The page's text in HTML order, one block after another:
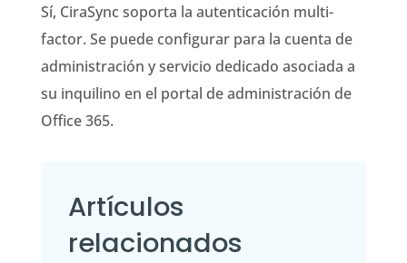
Sí, CiraSync soporta la autenticación multi-
factor. Se puede configurar para la cuenta de
administración y servicio dedicado asociada a
su inquilino en el portal de administración de
Office 365.
Artículos
relacionados